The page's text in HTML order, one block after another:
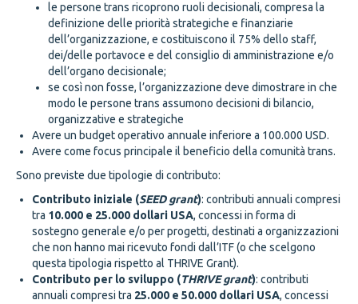
le persone trans ricoprono ruoli decisionali, compresa la
definizione delle priorità strategiche e finanziarie
dell’organizzazione, e costituiscono il 75% dello staff,
dei/delle portavoce e del consiglio di amministrazione e/o
dell’organo decisionale;
se così non fosse, l’organizzazione deve dimostrare in che
modo le persone trans assumono decisioni di bilancio,
organizzative e strategiche
Avere un budget operativo annuale inferiore a 100.000 USD.
Avere come focus principale il beneficio della comunità trans.
Sono previste due tipologie di contributo:
Contributo iniziale (SEED grant): contributi annuali compresi
tra 10.000 e 25.000 dollari USA, concessi in forma di
sostegno generale e/o per progetti, destinati a organizzazioni
che non hanno mai ricevuto fondi dall’ITF (o che scelgono
questa tipologia rispetto al THRIVE Grant).
Contributo per lo sviluppo (THRIVE grant): contributi
annuali compresi tra 25.000 e 50.000 dollari USA, concessi